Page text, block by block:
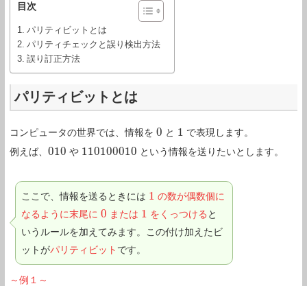
目次
パリティビットとは
パリティチェックと誤り検出方法
誤り訂正方法
パリティビットとは
コンピュータの世界では、情報を 0
0 と 1
1 で表現します。
例えば、 010
010 や 110100010
110100010 という情報を送りたいとします。
ここで、情報を送るときには 1
1 の数が偶数個に
なるように末尾に 0
0 または 1
1 をくっつける と
いうルールを加えてみます。この付け加えたビ
ットがパリティビット です。
～例１～